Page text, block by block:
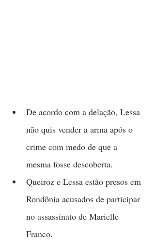
De acordo com a delação, Lessa
não quis vender a arma após o
crime com medo de que a
mesma fosse descoberta.
Queiroz e Lessa estão presos em
Rondônia acusados de participar
no assassinato de Marielle
Franco.